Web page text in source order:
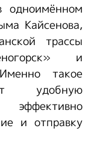
Кайсенова,
трассы
и
такое
удобную
и отправку